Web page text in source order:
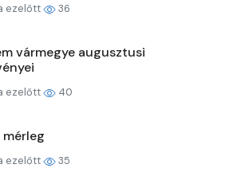
ezelőtt 36
vármegye augusztusi
ezelőtt 40
ezelőtt 35